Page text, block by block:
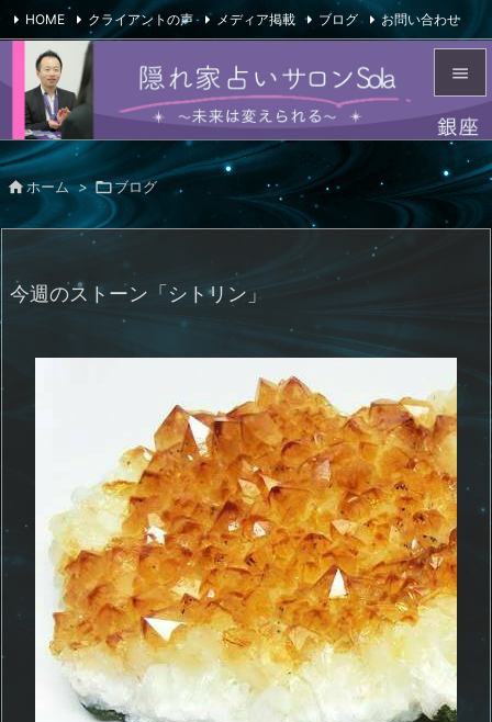


メニュ

サイド

HOME クライアントの声 メディア掲載 ブログ お問い合わせ
会社概要
ホーム > ブログ
今週のストーン「シトリン」